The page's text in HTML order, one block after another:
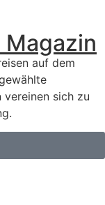
auf dem
vereinen sich zu